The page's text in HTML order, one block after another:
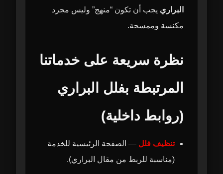
البراري يجب أن تكون “منهج” وليس مجرد
مكنسة وممسحة.
نظرة سريعة على خدماتنا
المرتبطة بفلل البراري
(روابط داخلية)
تنظيف فلل — الصفحة الرئيسية للخدمة
(مناسبة للربط من مقال البراري).